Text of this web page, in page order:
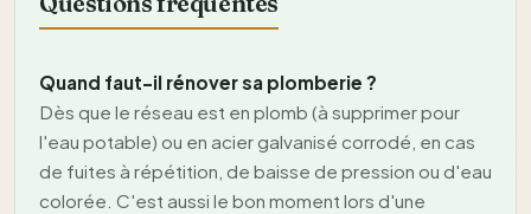
Quand faut-il rénover sa plomberie ?
Dès que le réseau est en plomb (à supprimer pour
l'eau potable) ou en acier galvanisé corrodé, en cas
de fuites à répétition, de baisse de pression ou d'eau
colorée. C'est aussi le bon moment lors d'une